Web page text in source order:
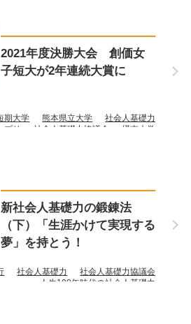
2021年度決勝大会 創価女
子短大が2年連続大賞に
期大学 熊本県立大学
社会人基礎力
プリ
社会人基礎力協議会
摂南大学
新社会人基礎力の鍛錬法
（下）「生涯かけて実現する
夢」を持とう！
社会人基礎力
社会人基礎力協議会
人生100年時代の社会人基礎力